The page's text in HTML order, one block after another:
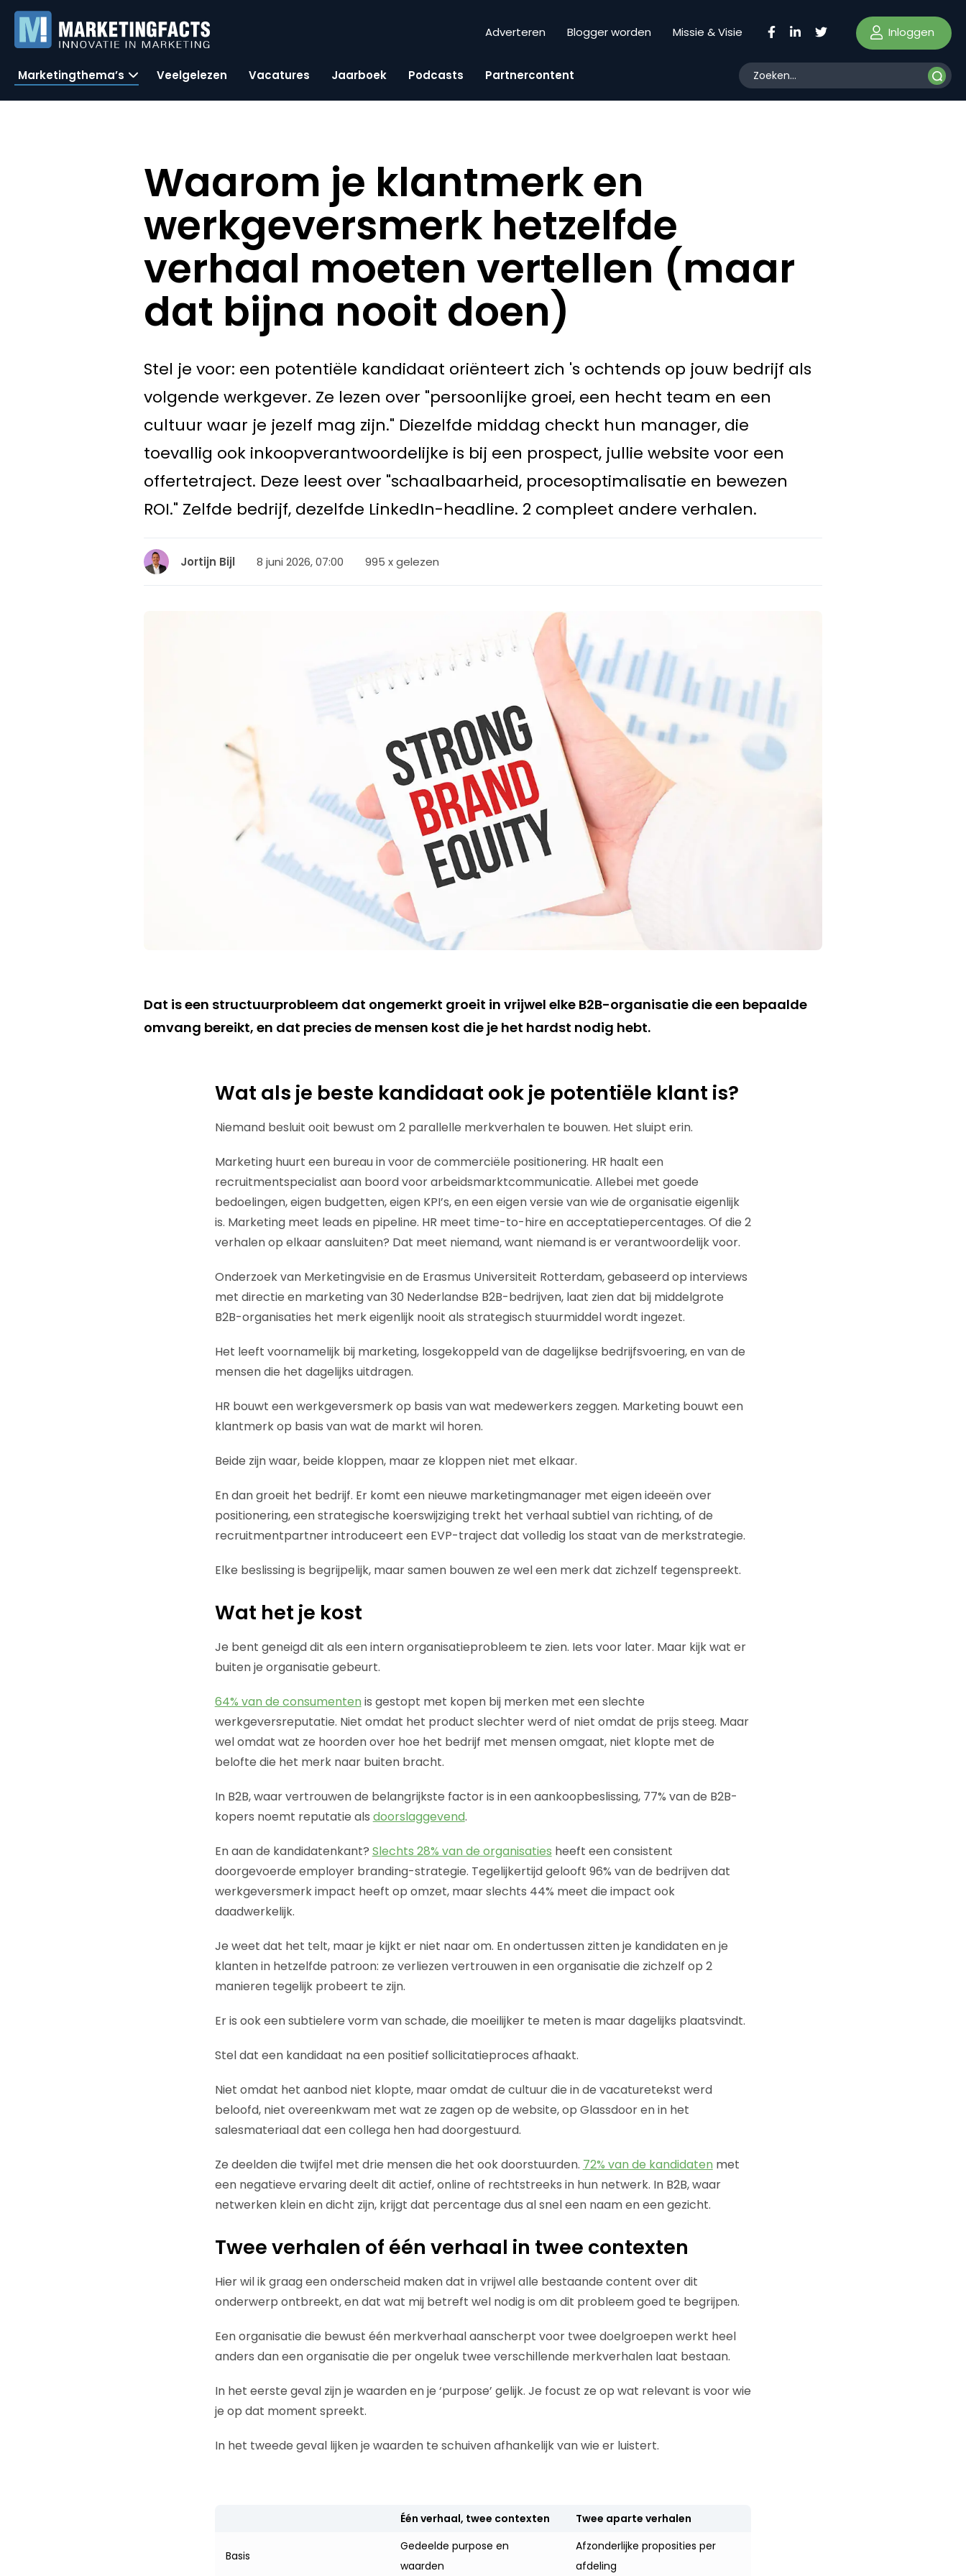
Adverteren Blogger worden Missie & Visie Inloggen
Marketingthema’s Veelgelezen Vacatures Jaarboek Podcasts Partnercontent
Waarom je klantmerk en
werkgeversmerk hetzelfde
verhaal moeten vertellen (maar
dat bijna nooit doen)
Stel je voor: een potentiële kandidaat oriënteert zich 's ochtends op jouw bedrijf als
volgende werkgever. Ze lezen over "persoonlijke groei, een hecht team en een
cultuur waar je jezelf mag zijn." Diezelfde middag checkt hun manager, die
toevallig ook inkoopverantwoordelijke is bij een prospect, jullie website voor een
offertetraject. Deze leest over "schaalbaarheid, procesoptimalisatie en bewezen
ROI." Zelfde bedrijf, dezelfde LinkedIn-headline. 2 compleet andere verhalen.
Jortijn Bijl 8 juni 2026, 07:00 995 x gelezen
Dat is een structuurprobleem dat ongemerkt groeit in vrijwel elke B2B-organisatie die een bepaalde
omvang bereikt, en dat precies de mensen kost die je het hardst nodig hebt.
Wat als je beste kandidaat ook je potentiële klant is?
Niemand besluit ooit bewust om 2 parallelle merkverhalen te bouwen. Het sluipt erin.
Marketing huurt een bureau in voor de commerciële positionering. HR haalt een
recruitmentspecialist aan boord voor arbeidsmarktcommunicatie. Allebei met goede
bedoelingen, eigen budgetten, eigen KPI’s, en een eigen versie van wie de organisatie eigenlijk
is. Marketing meet leads en pipeline. HR meet time-to-hire en acceptatiepercentages. Of die 2
verhalen op elkaar aansluiten? Dat meet niemand, want niemand is er verantwoordelijk voor.
Onderzoek van Merketingvisie en de Erasmus Universiteit Rotterdam, gebaseerd op interviews
met directie en marketing van 30 Nederlandse B2B-bedrijven, laat zien dat bij middelgrote
B2B-organisaties het merk eigenlijk nooit als strategisch stuurmiddel wordt ingezet.
Het leeft voornamelijk bij marketing, losgekoppeld van de dagelijkse bedrijfsvoering, en van de
mensen die het dagelijks uitdragen.
HR bouwt een werkgeversmerk op basis van wat medewerkers zeggen. Marketing bouwt een
klantmerk op basis van wat de markt wil horen.
Beide zijn waar, beide kloppen, maar ze kloppen niet met elkaar.
En dan groeit het bedrijf. Er komt een nieuwe marketingmanager met eigen ideeën over
positionering, een strategische koerswijziging trekt het verhaal subtiel van richting, of de
recruitmentpartner introduceert een EVP-traject dat volledig los staat van de merkstrategie.
Elke beslissing is begrijpelijk, maar samen bouwen ze wel een merk dat zichzelf tegenspreekt.
Wat het je kost
Je bent geneigd dit als een intern organisatieprobleem te zien. Iets voor later. Maar kijk wat er
buiten je organisatie gebeurt.
64% van de consumenten is gestopt met kopen bij merken met een slechte
werkgeversreputatie. Niet omdat het product slechter werd of niet omdat de prijs steeg. Maar
wel omdat wat ze hoorden over hoe het bedrijf met mensen omgaat, niet klopte met de
belofte die het merk naar buiten bracht.
In B2B, waar vertrouwen de belangrijkste factor is in een aankoopbeslissing, 77% van de B2B-
kopers noemt reputatie als doorslaggevend.
En aan de kandidatenkant? Slechts 28% van de organisaties heeft een consistent
doorgevoerde employer branding-strategie. Tegelijkertijd gelooft 96% van de bedrijven dat
werkgeversmerk impact heeft op omzet, maar slechts 44% meet die impact ook
daadwerkelijk.
Je weet dat het telt, maar je kijkt er niet naar om. En ondertussen zitten je kandidaten en je
klanten in hetzelfde patroon: ze verliezen vertrouwen in een organisatie die zichzelf op 2
manieren tegelijk probeert te zijn.
Er is ook een subtielere vorm van schade, die moeilijker te meten is maar dagelijks plaatsvindt.
Stel dat een kandidaat na een positief sollicitatieproces afhaakt.
Niet omdat het aanbod niet klopte, maar omdat de cultuur die in de vacaturetekst werd
beloofd, niet overeenkwam met wat ze zagen op de website, op Glassdoor en in het
salesmateriaal dat een collega hen had doorgestuurd.
Ze deelden die twijfel met drie mensen die het ook doorstuurden. 72% van de kandidaten met
een negatieve ervaring deelt dit actief, online of rechtstreeks in hun netwerk. In B2B, waar
netwerken klein en dicht zijn, krijgt dat percentage dus al snel een naam en een gezicht.
Twee verhalen of één verhaal in twee contexten
Hier wil ik graag een onderscheid maken dat in vrijwel alle bestaande content over dit
onderwerp ontbreekt, en dat wat mij betreft wel nodig is om dit probleem goed te begrijpen.
Een organisatie die bewust één merkverhaal aanscherpt voor twee doelgroepen werkt heel
anders dan een organisatie die per ongeluk twee verschillende merkverhalen laat bestaan.
In het eerste geval zijn je waarden en je ‘purpose’ gelijk. Je focust ze op wat relevant is voor wie
je op dat moment spreekt.
In het tweede geval lijken je waarden te schuiven afhankelijk van wie er luistert.
Één verhaal, twee contexten Twee aparte verhalen
Basis
Gedeelde purpose en
waarden
Afzonderlijke proposities per
afdeling